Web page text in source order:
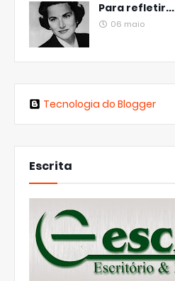
Para refletir...
06 maio
Tecnologia do Blogger
Escrita